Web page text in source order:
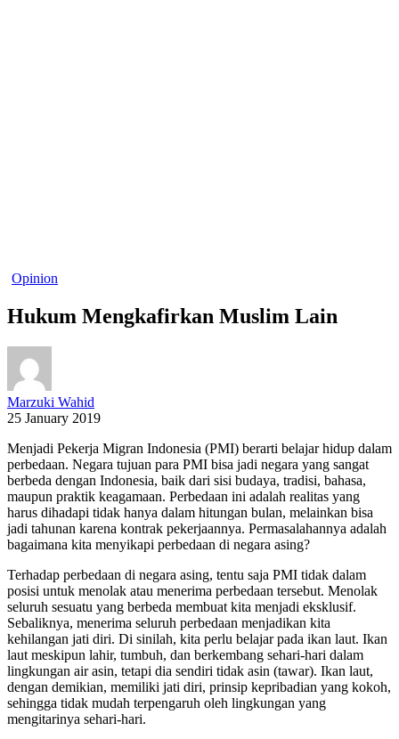
Opinion
Hukum Mengkafirkan Muslim Lain
Marzuki Wahid
25 January 2019
Menjadi Pekerja Migran Indonesia (PMI) berarti belajar hidup dalam
perbedaan. Negara tujuan para PMI bisa jadi negara yang sangat
berbeda dengan Indonesia, baik dari sisi budaya, tradisi, bahasa,
maupun praktik keagamaan. Perbedaan ini adalah realitas yang
harus dihadapi tidak hanya dalam hitungan bulan, melainkan bisa
jadi tahunan karena kontrak pekerjaannya. Permasalahannya adalah
bagaimana kita menyikapi perbedaan di negara asing?
Terhadap perbedaan di negara asing, tentu saja PMI tidak dalam
posisi untuk menolak atau menerima perbedaan tersebut. Menolak
seluruh sesuatu yang berbeda membuat kita menjadi eksklusif.
Sebaliknya, menerima seluruh perbedaan menjadikan kita
kehilangan jati diri. Di sinilah, kita perlu belajar pada ikan laut. Ikan
laut meskipun lahir, tumbuh, dan berkembang sehari-hari dalam
lingkungan air asin, tetapi dia sendiri tidak asin (tawar). Ikan laut,
dengan demikian, memiliki jati diri, prinsip kepribadian yang kokoh,
sehingga tidak mudah terpengaruh oleh lingkungan yang
mengitarinya sehari-hari.